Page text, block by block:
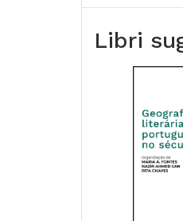
Libri